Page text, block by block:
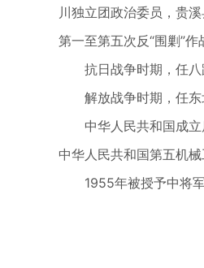
川独立团政治委员，贵
第一至第五次反“围剿”作
抗日战争时期，任
解放战争时期，任
中华人民共和国成
中华人民共和国第五机
1955年被授予中将